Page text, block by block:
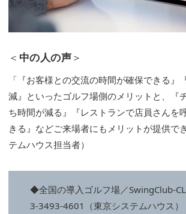
＜ 中の人の声＞
「『お客様との交流の時間が確保できる』
減』といったゴルフ場側のメリットと、『
ち時間が減る』『レストランで店員さんを
きる』などご来場者にもメリットが提供で
テムハウス担当者）
◆全国の導入ゴルフ場／SwingClub-
3-3493-4601（東京システムハウス）